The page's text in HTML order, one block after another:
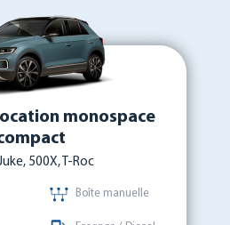
monospace
500X, T-Roc
Boîte manuelle